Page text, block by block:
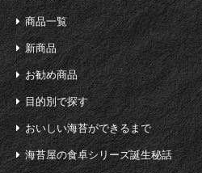
商品一覧
新商品
お勧め商品
目的別で探す
おいしい海苔ができるまで
海苔屋の食卓シリーズ誕生秘話